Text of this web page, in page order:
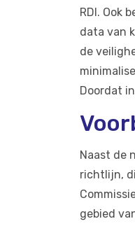
RDI. Ook
data van
de
Doordat
Naast de
richtlijn,
gebied